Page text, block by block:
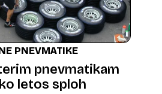
PNEVMATIKE
pnevmatikam
letos sploh